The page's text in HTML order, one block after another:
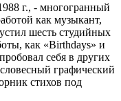
г., - многогранный
как музыкант,
шесть студийных
как «Birthdays» и
себя в других
графический
стихов под